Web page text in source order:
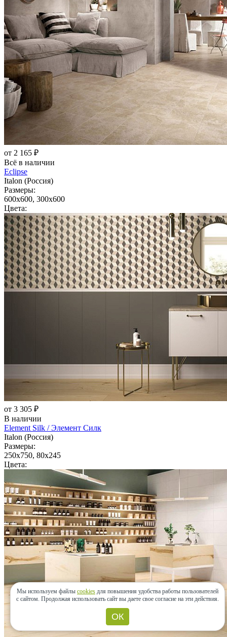
от 2 165 ₽
Всё в наличии
Eclipse
Italon (Россия)
Размеры:
600x600, 300x600
Цвета:
от 3 305 ₽
В наличии
Element Silk / Элемент Силк
Italon (Россия)
Размеры:
250x750, 80x245
Цвета:
Мы используем файлы cookies для повышения удобства работы пользователей
с сайтом. Продолжая использовать сайт вы даете свое согласие на эти действия.
ОК